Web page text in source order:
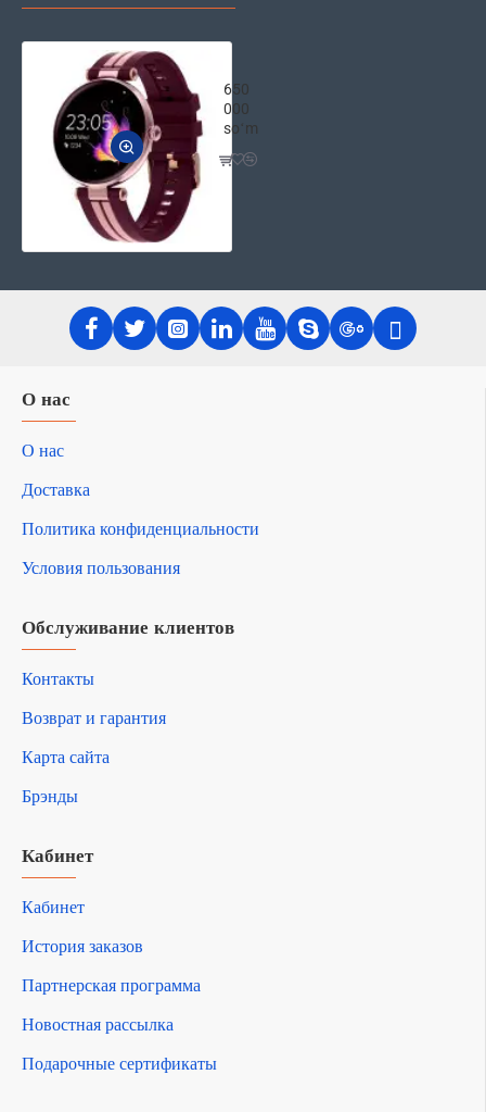
650
000
soʻm
О нас
О нас
Доставка
Политика конфиденциальности
Условия пользования
Обслуживание клиентов
Контакты
Возврат и гарантия
Карта сайта
Брэнды
Кабинет
Кабинет
История заказов
Партнерская программа
Новостная рассылка
Подарочные сертификаты